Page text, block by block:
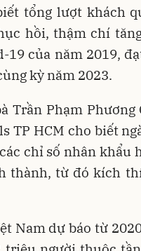
tổng lượt khách
hồi, thậm chí
của năm 2019,
kỳ năm 2023.
Trần Phạm Phương
TP HCM cho biết
chỉ số nhân khẩu
thành, từ đó kích
Nam dự báo từ